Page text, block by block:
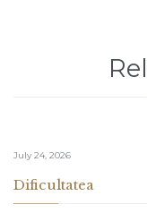
July 24, 2026
Dificultatea